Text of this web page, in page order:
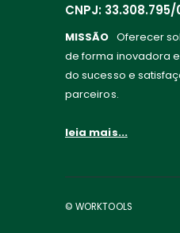
CNPJ:
MISSÃO Oferecer
de forma inovadora
do sucesso e
parceiros.
leia mais...
© WORKTOOLS